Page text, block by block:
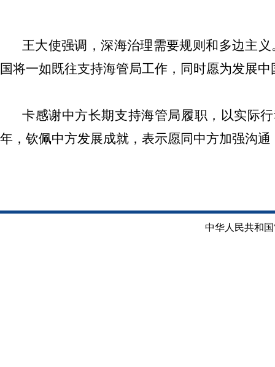
王大使强调，深海治理需要规则和多边主
国将一如既往支持海管局工作，同时愿为发展
卡感谢中方长期支持海管局履职，以实际
年，钦佩中方发展成就，表示愿同中方加强沟
中华人民共和